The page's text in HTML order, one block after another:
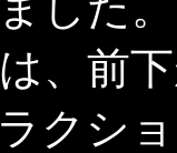
、前
クシ